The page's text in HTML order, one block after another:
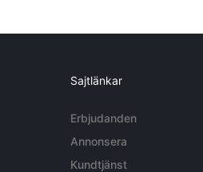
Sajtlänkar
Erbjudanden
Annonsera
Kundtjänst